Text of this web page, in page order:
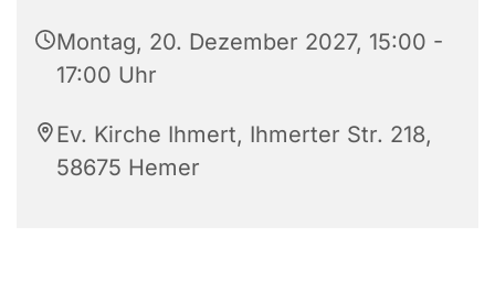
Montag, 20. Dezember 2027, 15:00 -
17:00 Uhr
Ev. Kirche Ihmert, Ihmerter Str. 218,
58675 Hemer